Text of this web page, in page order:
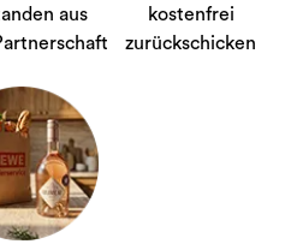
aus
kostenfrei
zurückschicken